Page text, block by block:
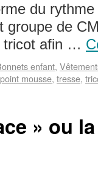
du
groupe de
tricot afin …
enfant,
point mousse, tresse,
» ou